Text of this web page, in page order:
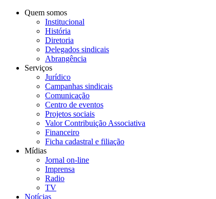
Quem somos
Institucional
História
Diretoria
Delegados sindicais
Abrangência
Serviços
Jurídico
Campanhas sindicais
Comunicação
Centro de eventos
Projetos sociais
Valor Contribuição Associativa
Financeiro
Ficha cadastral e filiação
Mídias
Jornal on-line
Imprensa
Radio
TV
Notícias